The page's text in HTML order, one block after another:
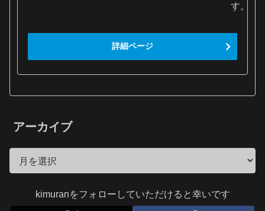
す。
詳細ページ
アーカイブ
kimuranをフォローしていただけると幸いです